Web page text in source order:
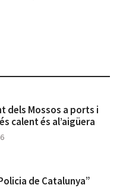
dels Mossos a ports i
calent és al’aigüera
de Catalunya”